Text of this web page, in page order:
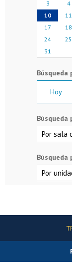
3
4
10
11
17
18
24
25
31
Hoy
Búsqueda
Búsqueda
Más